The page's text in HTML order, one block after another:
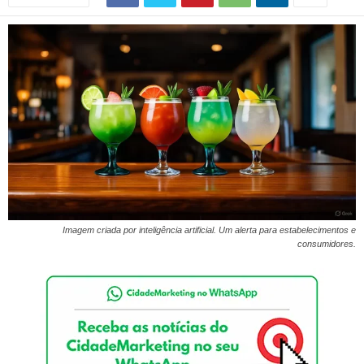
Imagem criada por inteligência artificial. Um alerta para estabelecimentos e
consumidores.